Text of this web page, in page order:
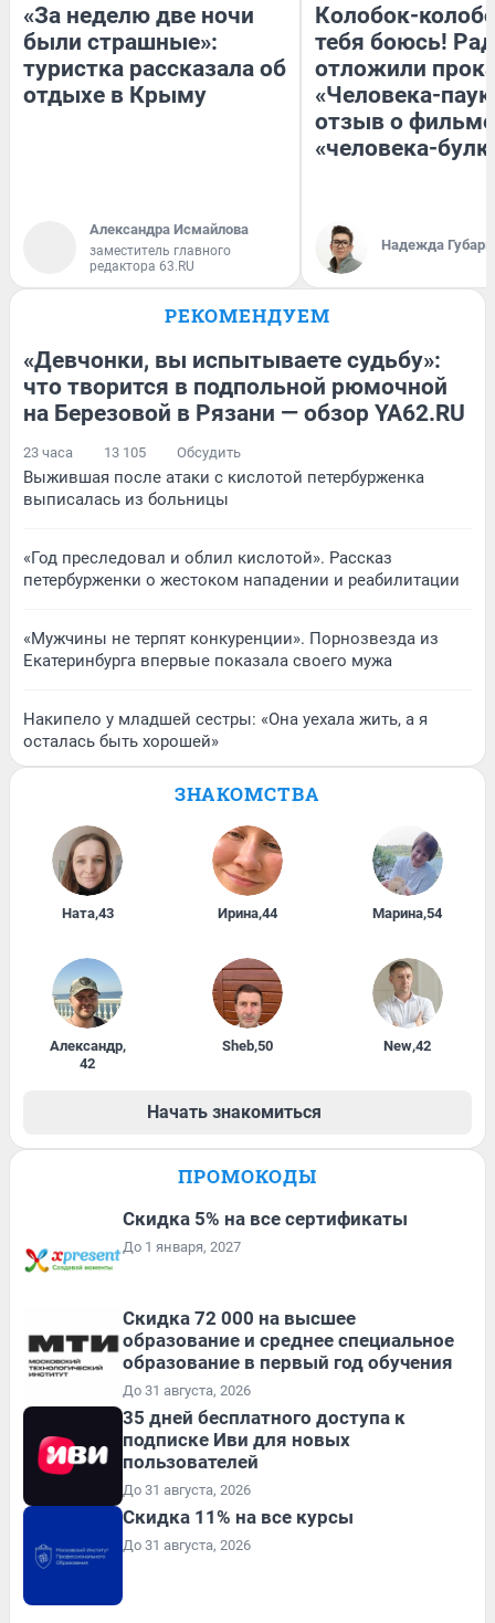
«За неделю две ночи
были страшные»:
туристка рассказала об
отдыхе в Крыму
Александра Исмайлова
заместитель главного
редактора 63.RU
Колобок-
тебя боюсь!
отложили
«Человека-
отзыв о
«человека-
Надежда Губарь
РЕКОМЕНДУЕМ
«Девчонки, вы испытываете судьбу»:
что творится в подпольной рюмочной
на Березовой в Рязани — обзор YA62.RU
23 часа 13 105 Обсудить
Выжившая после атаки с кислотой петербурженка
выписалась из больницы
«Год преследовал и облил кислотой». Рассказ
петербурженки о жестоком нападении и реабилитации
«Мужчины не терпят конкуренции». Порнозвезда из
Екатеринбурга впервые показала своего мужа
Накипело у младшей сестры: «Она уехала жить, а я
осталась быть хорошей»
ЗНАКОМСТВА
Ната,43 Ирина,44 Марина,54
Александр,
42
Sheb,50 New,42
Начать знакомиться
ПРОМОКОДЫ
Скидка 5% на все сертификаты
До 1 января, 2027
Скидка 72 000 на высшее
образование и среднее специальное
образование в первый год обучения
До 31 августа, 2026
35 дней бесплатного доступа к
подписке Иви для новых
пользователей
До 31 августа, 2026
Скидка 11% на все курсы
До 31 августа, 2026